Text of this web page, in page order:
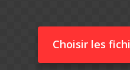
Choisir les